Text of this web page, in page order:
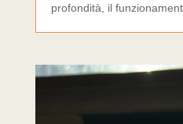
profondità, il